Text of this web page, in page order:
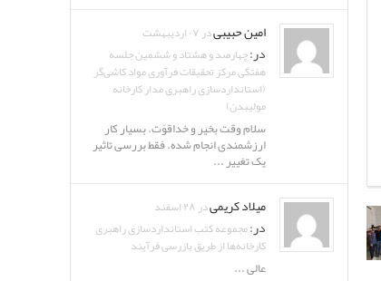
امین حبیبیدر ۰۷ اردیبهشت
در:چهارصد و هشتاد و ششمین جلسه
هفتگی مرکز تحقیقات فرآوری مواد کاشی‌گر
(استانداردسازی راهبری مدار کارخانه
مولیبدن)
سلام وقت بخیر و خداقوّت. بسیار کار
ارزشمندی انجام شده. فقط بررسی تاثیر
یک تغییر ...
میلاد کریمیدر ۲۸ اسفند
در:مجموعه کتب استانداردسازی راهبری
کارخانه‌ها از طریق بازرسی فرآیند
عالی ...